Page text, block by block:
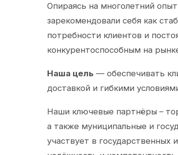
Опираясь на многолетний
зарекомендовали себя как
потребности клиентов и
конкурентоспособным на
Наша цель — обеспечивать
доставкой и гибкими
Наши ключевые партнёры –
а также муниципальные и
участвует в государственных